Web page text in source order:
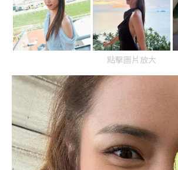
點擊圖片放大